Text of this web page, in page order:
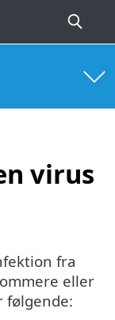
virus
fra
eller
følgende: